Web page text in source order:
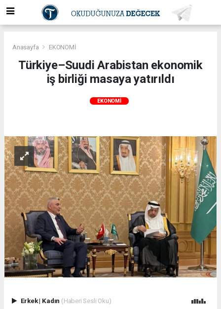
Anasayfa EKONOMİ
Türkiye–Suudi Arabistan ekonomik
iş birliği masaya yatırıldı
EKONOMİ
Erkek| Kadın (Haberi Sesli Oku)